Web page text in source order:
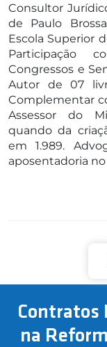
Consultor
de Paulo
Escola Superior
Participação
Congressos e
Autor de 07
Complementar
Assessor do
quando da
em 1.989.
aposentadoria
Contratos
na